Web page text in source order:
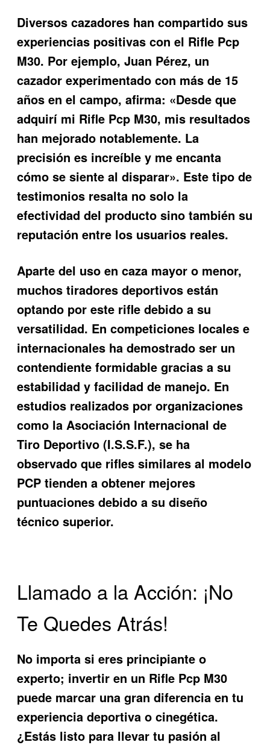
Diversos cazadores han compartido sus
experiencias positivas con el Rifle Pcp
M30. Por ejemplo, Juan Pérez, un
cazador experimentado con más de 15
años en el campo, afirma: «Desde que
adquirí mi Rifle Pcp M30, mis resultados
han mejorado notablemente. La
precisión es increíble y me encanta
cómo se siente al disparar». Este tipo de
testimonios resalta no solo la
efectividad del producto sino también su
reputación entre los usuarios reales.
Aparte del uso en caza mayor o menor,
muchos tiradores deportivos están
optando por este rifle debido a su
versatilidad. En competiciones locales e
internacionales ha demostrado ser un
contendiente formidable gracias a su
estabilidad y facilidad de manejo. En
estudios realizados por organizaciones
como la Asociación Internacional de
Tiro Deportivo (I.S.S.F.), se ha
observado que rifles similares al modelo
PCP tienden a obtener mejores
puntuaciones debido a su diseño
técnico superior.
Llamado a la Acción: ¡No
Te Quedes Atrás!
No importa si eres principiante o
experto; invertir en un Rifle Pcp M30
puede marcar una gran diferencia en tu
experiencia deportiva o cinegética.
¿Estás listo para llevar tu pasión al